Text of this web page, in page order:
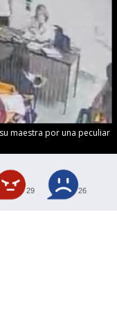
maestra por una peculiar
29 26